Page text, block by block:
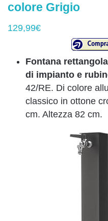
colore Grigio
129,99€
Fontana
di impianto e
42/RE. Di colore
classico in ottone
cm. Altezza 82 cm.